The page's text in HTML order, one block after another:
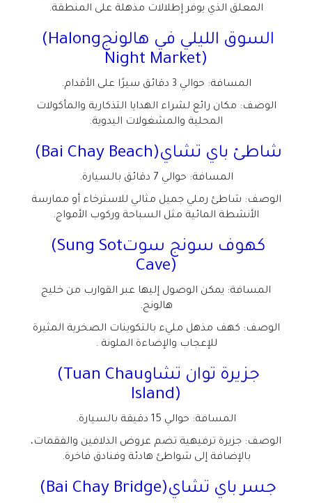
المعلق الذي يوفر إطلالات مذهلة على المنطقة.
السوق الليلي في هالونج(Halong
Night Market)
المسافة: حوالي 3 دقائق سيرًا على الأقدام
.
الوصف: مكان رائع لشراء الهدايا التذكارية والمأكولات
المحلية والمشغولات اليدوية.
شاطئ باي تشاي(Bai Chay Beach)
المسافة: حوالي 7 دقائق بالسيارة
.
الوصف: شاطئ رملي جميل مثالي للاسترخاء أو ممارسة
الأنشطة المائية مثل السباحة وركوب الأمواج.
كهوف سونج سوت(Sung Sot
Cave)
المسافة: يمكن الوصول إليها عبر القوارب من خليج
هالونج.
الوصف: كهف مذهل مليء بالتكوينات الصخرية المثيرة
للإعجاب والإضاءة الملونة .
جزيرة توان تشاو(Tuan Chau
Island)
المسافة: حوالي 15 دقيقة بالسيارة
.
الوصف: جزيرة ترفيهية تضم عروض الدلافين والفقمات،
بالإضافة إلى شواطئ هادئة وفنادق فاخرة.
جسر باي تشاي(Bai Chay Bridge)